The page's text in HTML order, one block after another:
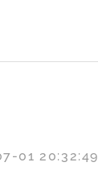
01 20:32:49